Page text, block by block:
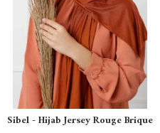
Sibel - Hijab Jersey Rouge Brique